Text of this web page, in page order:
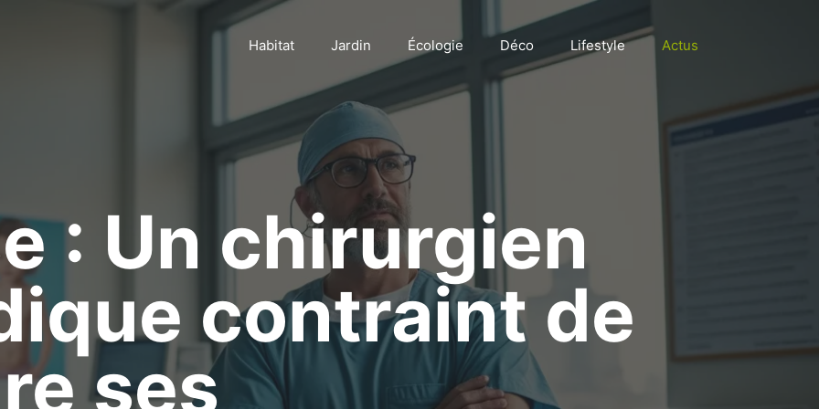
Habitat Jardin Écologie Déco Lifestyle Actus
: Un chirurgien
contraint de
ses